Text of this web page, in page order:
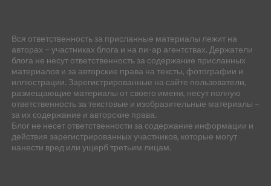
Вся ответственность за присланные материалы лежит на
авторах – участниках блога и на пи-ар агентствах. Держатели
блога не несут ответственность за содержание присланных
материалов и за авторские права на тексты, фотографии и
иллюстрации. Зарегистрированные на сайте пользователи,
размещающие материалы от своего имени, несут полную
ответственность за текстовые и изобразительные материалы –
за их содержание и авторские права.
Блог не несет ответственности за содержание информации и
действия зарегистрированных участников, которые могут
нанести вред или ущерб третьим лицам.